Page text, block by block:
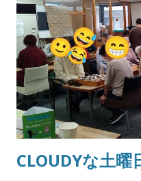
CLOUDYな土曜